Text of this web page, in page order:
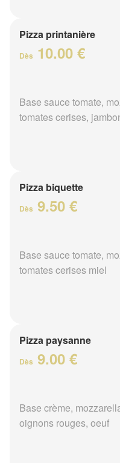
Pizza printanière
Dès 10.00 €
Base sauce tomate,
tomates cerises,
Pizza biquette
Dès 9.50 €
Base sauce tomate,
tomates cerises miel
Pizza paysanne
Dès 9.00 €
Base crème,
oignons rouges, oeuf